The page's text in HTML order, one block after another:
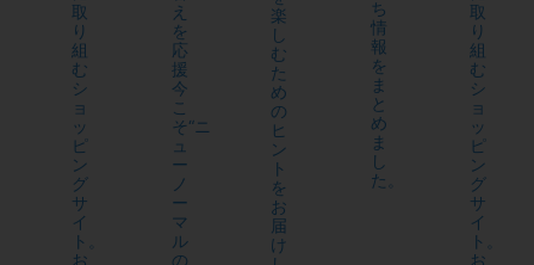
取
り
組
む
シ
ョ
ッ
ピ
ン
グ
サ
イ
ト。
お
え
を
応
援
今
こ
そ“ニ
ュ
ー
ノ
ー
マ
ル
の
楽
し
む
た
め
の
ヒ
ン
ト
を
お
届
け
ち
情
報
を
ま
と
め
ま
し
た。
取
り
組
む
シ
ョ
ッ
ピ
ン
グ
サ
イ
ト。
お